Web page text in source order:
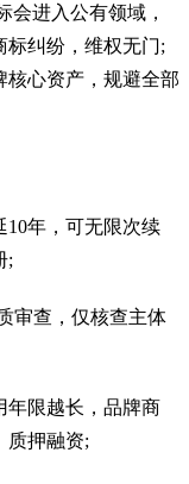
会进入公有领域，
标纠纷，维权无门;
核心资产，规避全部
10年，可无限次续
;
审查，仅核查主体
年限越长，品牌商
质押融资;